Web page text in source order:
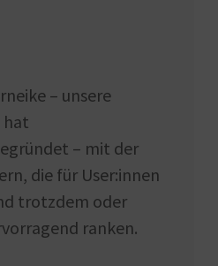
– unsere
hat
– mit der
die für User:innen
trotzdem oder
ranken.